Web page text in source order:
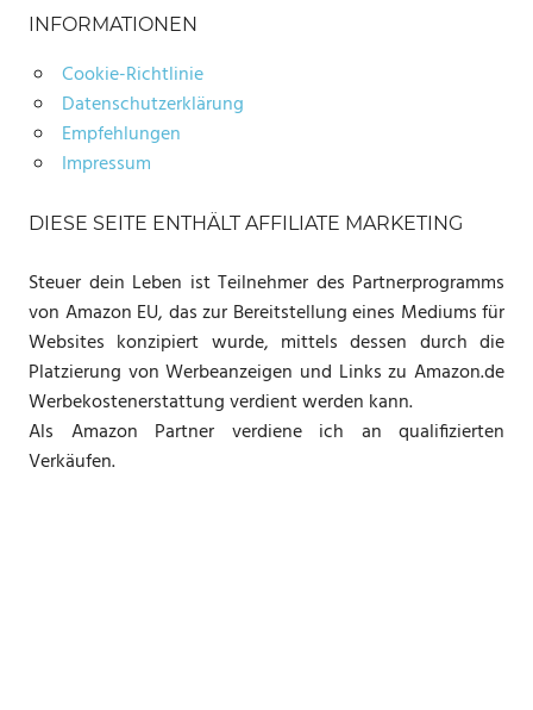
INFORMATIONEN
Cookie-Richtlinie
Datenschutzerklärung
Empfehlungen
Impressum
DIESE SEITE ENTHÄLT AFFILIATE MARKETING
Steuer dein Leben ist Teilnehmer des Partnerprogramms
von Amazon EU, das zur Bereitstellung eines Mediums für
Websites konzipiert wurde, mittels dessen durch die
Platzierung von Werbeanzeigen und Links zu Amazon.de
Werbekostenerstattung verdient werden kann.
Als Amazon Partner verdiene ich an qualifizierten
Verkäufen.